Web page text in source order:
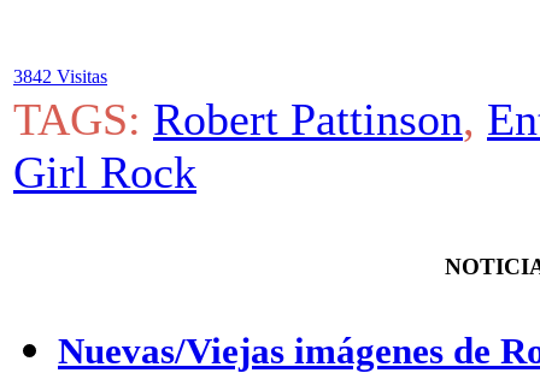
3842 Visitas
TAGS: Robert Pattinson,
Girl Rock
Nuevas/Viejas imágenes de